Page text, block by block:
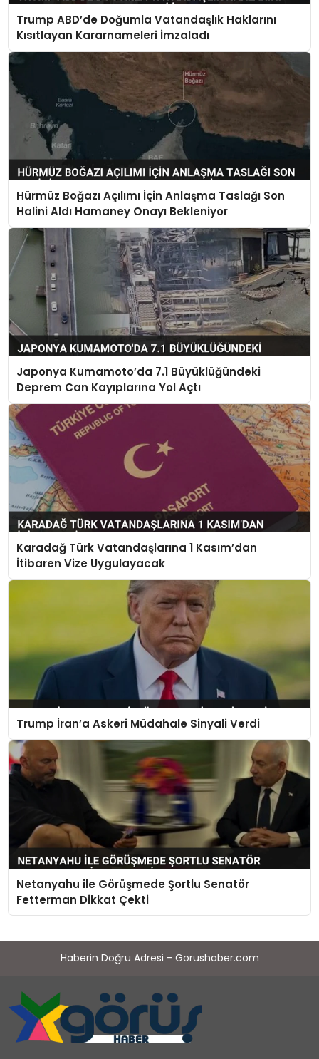
Trump ABD’de Doğumla Vatandaşlık Haklarını
Kısıtlayan Kararnameleri İmzaladı
Hürmüz Boğazı Açılımı İçin Anlaşma Taslağı Son
Halini Aldı Hamaney Onayı Bekleniyor
Japonya Kumamoto’da 7.1 Büyüklüğündeki
Deprem Can Kayıplarına Yol Açtı
Karadağ Türk Vatandaşlarına 1 Kasım’dan
İtibaren Vize Uygulayacak
Trump İran’a Askeri Müdahale Sinyali Verdi
Netanyahu ile Görüşmede Şortlu Senatör
Fetterman Dikkat Çekti
Haberin Doğru Adresi - Gorushaber.com